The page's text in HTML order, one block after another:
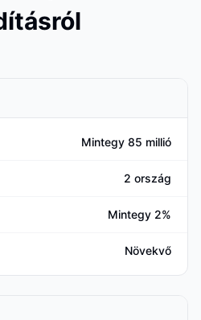
Mintegy 85 millió
2 ország
Mintegy 2%
Növekvő